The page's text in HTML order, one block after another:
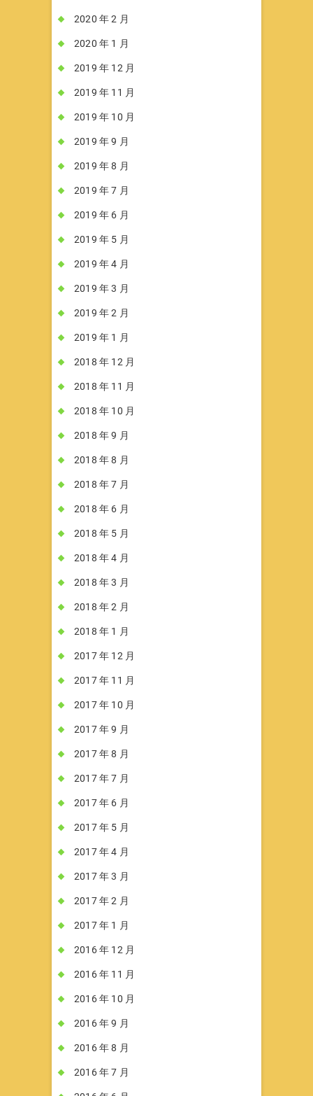
2020 年 2 月
2020 年 1 月
2019 年 12 月
2019 年 11 月
2019 年 10 月
2019 年 9 月
2019 年 8 月
2019 年 7 月
2019 年 6 月
2019 年 5 月
2019 年 4 月
2019 年 3 月
2019 年 2 月
2019 年 1 月
2018 年 12 月
2018 年 11 月
2018 年 10 月
2018 年 9 月
2018 年 8 月
2018 年 7 月
2018 年 6 月
2018 年 5 月
2018 年 4 月
2018 年 3 月
2018 年 2 月
2018 年 1 月
2017 年 12 月
2017 年 11 月
2017 年 10 月
2017 年 9 月
2017 年 8 月
2017 年 7 月
2017 年 6 月
2017 年 5 月
2017 年 4 月
2017 年 3 月
2017 年 2 月
2017 年 1 月
2016 年 12 月
2016 年 11 月
2016 年 10 月
2016 年 9 月
2016 年 8 月
2016 年 7 月